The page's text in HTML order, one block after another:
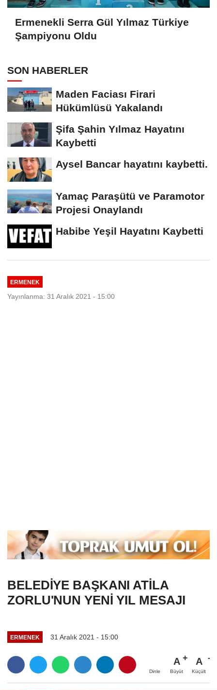
Ermenekli Serra Gül Yılmaz Türkiye
Şampiyonu Oldu
SON HABERLER
Maden Faciası Firari
Hükümlüsü Yakalandı
Şifa Şahin Yılmaz Hayatını
Kaybetti
Aysel Bancar hayatını kaybetti.
Yamaç Paraşütü ve Paramotor
Projesi Onaylandı
Habibe Yeşil Hayatını Kaybetti
ERMENEK
Yayınlanma: 31 Aralık 2021 - 15:00
BELEDİYE BAŞKANI ATİLA
ZORLU'NUN YENİ YIL MESAJI
ERMENEK 31 Aralık 2021 - 15:00
Dinle
A
Büyüt
A
Küçült